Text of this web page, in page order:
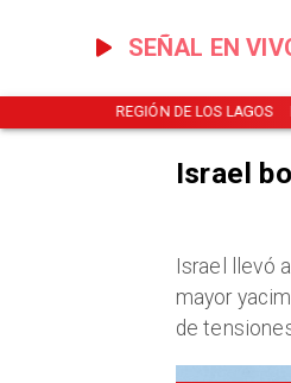
SEÑAL EN
REGIÓN DE LOS LAGOS REGIÓN
Israel
Israel llevó
mayor
de